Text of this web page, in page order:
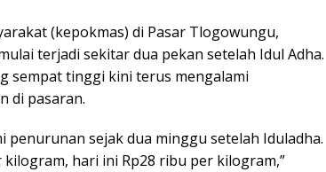
(kepokmas) di Pasar Tlogowungu,
terjadi sekitar dua pekan setelah Idul Adha.
sempat tinggi kini terus mengalami
di pasaran.
penurunan sejak dua minggu setelah Iduladha.
hari ini Rp28 ribu per kilogram,”